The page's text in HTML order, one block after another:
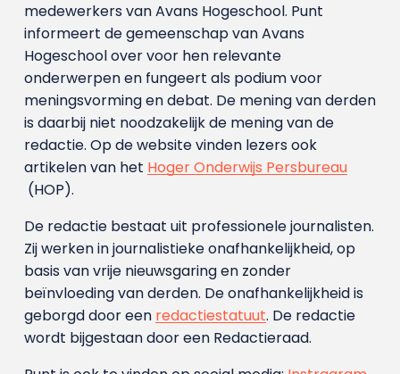
medewerkers van Avans Hoge­school. Punt
informeert de gemeenschap van Avans
Hogeschool over voor hen relevante
onderwerpen en fungeert als podium voor
meningsvorming en debat. De mening van derden
is daarbij niet noodzakelijk de mening van de
redactie. Op de website vinden lezers ook
artikelen van het Hoger Onderwijs Persbureau
(HOP).
De redactie bestaat uit professionele journalisten.
Zij werken in journalistieke onafhankelijkheid, op
basis van vrije nieuwsgaring en zonder
beïnvloeding van derden. De onafhankelijkheid is
geborgd door een redactiestatuut. De redactie
wordt bijgestaan door een Redactieraad.